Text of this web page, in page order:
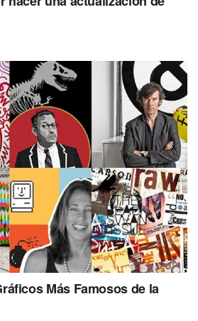
Más Famosos de la